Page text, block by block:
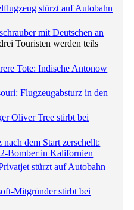
stürzt auf Autobahn
mit Deutschen an
Touristen werden teils
Tote: Indische Antonow
Flugzeugabsturz in den
Oliver Tree stirbt bei
nach dem Start zerschellt:
Bomber in Kalifornien
stürzt auf Autobahn –
Mitgründer stirbt bei